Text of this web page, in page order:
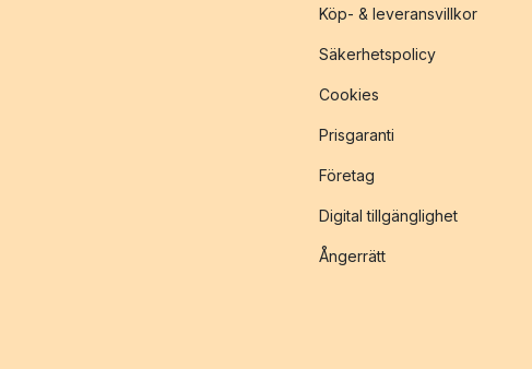
Köp- & leveransvillkor
Säkerhetspolicy
Cookies
Prisgaranti
Företag
Digital tillgänglighet
Ångerrätt